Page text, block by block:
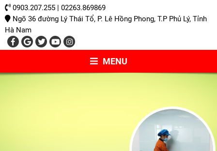
0903.207.255 | 02263.869869
Ngõ 36 đường Lý Thái Tổ, P. Lê Hồng Phong, T.P Phủ Lý, Tỉnh
Hà Nam
MENU